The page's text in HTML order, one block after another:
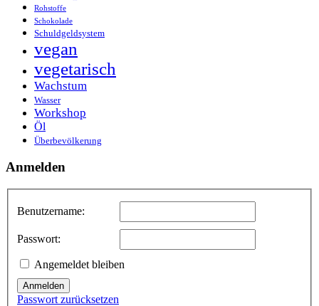
Rohstoffe
Schokolade
Schuldgeldsystem
vegan
vegetarisch
Wachstum
Wasser
Workshop
Öl
Überbevölkerung
Anmelden
Benutzername:
Passwort:
Angemeldet bleiben
Anmelden
Passwort zurücksetzen